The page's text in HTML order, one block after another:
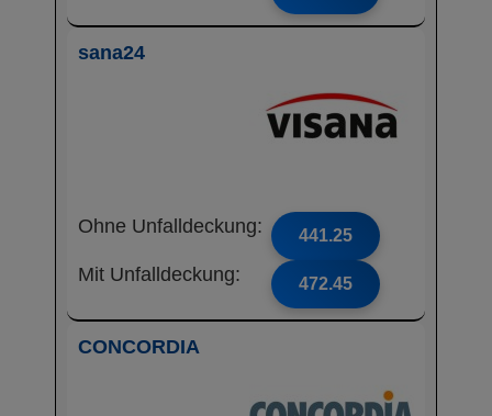
sana24
Ohne Unfalldeckung: 441.25
Mit Unfalldeckung: 472.45
CONCORDIA